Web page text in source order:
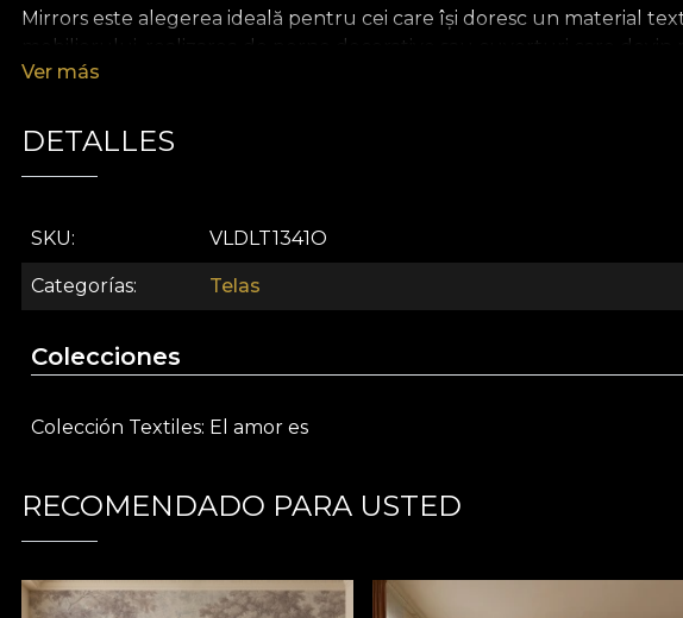
Mirrors este alegerea ideală pentru cei care își doresc un material
mobilierului, realizarea de perne decorative sau cuverturi care
profunzime și personalitate oricărui proiect de design interior.
colecție este o invitație de a explora limitele esteticului,
neobișnuită, sensibilă și profundă, adresându-se celor care caută
Design artistic și abstract– conferă unicitate și rafinament
Material textil premium
Inspirație suprarealistă– aduce profunzime și magie
Parte din colecția Love is
un decor cu adevărat remarcabil.
VELVET este un material tricotat cu textură moale și aspect
Materialul are tratamentWater Repellent
Ver más
DETALLES
SKU VLDLT1341O
Categorías Telas
Colecciones
Colección Textiles El amor es
RECOMENDADO PARA USTED